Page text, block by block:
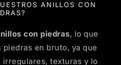
ANILLOS CON
con piedras, lo que
piedras en bruto, ya que
irregulares, texturas y lo